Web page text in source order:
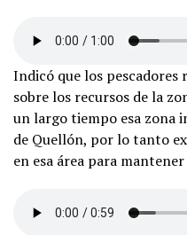
Indicó que los
sobre los recursos de la
un largo tiempo esa zona
de Quellón, por lo tanto
en esa área para